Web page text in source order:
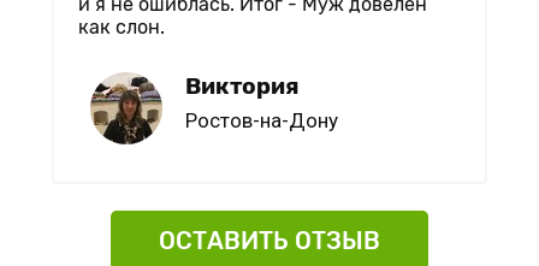
и я не ошиблась. Итог - Муж довелен
как слон.
Виктория
Ростов-на-Дону
ОСТАВИТЬ ОТЗЫВ